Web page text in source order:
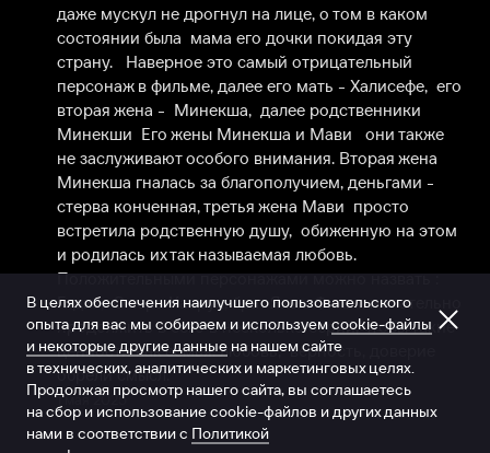
1 мая 2025
даже мускул не дрогнул на лице, о том в каком
состоянии была  мама его дочки покидая эту
страну.   Наверное это самый отрицательный
персонаж в фильме, далее его мать - Халисефе,  его
вторая жена -  Минекша,  далее родственники
Минекши  Его жены Минекша и Мави   они также
не заслуживают особого внимания. Вторая жена
Минекша гналась за благополучием, деньгами -
стерва конченная, третья жена Мави  просто
встретила родственную душу,  обиженную на этом
и родилась их так называемая любовь.
Положительными персонажами можно назвать :
Гидиз,  Омера Каврук, брат Яхья. Фильм желательно
продолжить в сего в несколько серий, чтобы такие
ценности как семья. любовь,  верность, доверие
обрели смысл.
В целях обеспечения наилучшего пользовательского
опыта для вас мы собираем и используемcookie-файлы
и некоторые другие данные на нашем сайте
в технических, аналитических и маркетинговых целях.
Продолжая просмотр нашего сайта, вы соглашаетесь
на сбор и использование cookie-файлов и других данных
нами в соответствии с Политикой